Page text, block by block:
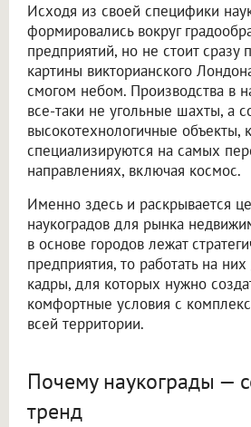
Исходя из своей специфики
формировались вокруг
предприятий, но не стоит сразу
картины викторианского
смогом небом. Производства в
все-таки не угольные шахты, а
высокотехнологичные объекты,
специализируются на самых
направлениях, включая космос.
Именно здесь и раскрывается
наукоградов для рынка
в основе городов лежат
предприятия, то работать на
кадры, для которых нужно
комфортные условия с
всей территории.
Почему наукограды —
тренд